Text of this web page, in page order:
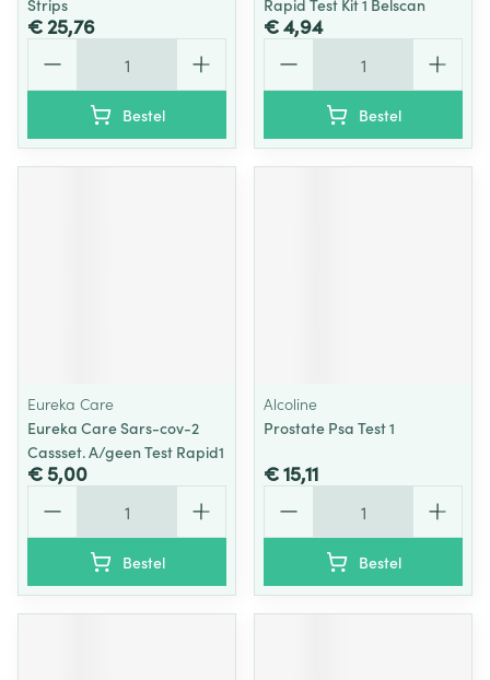
Strips
€ 25,76
Bestel
Rapid Test Kit 1 Belscan
€ 4,94
Bestel
Eureka Care
Eureka Care Sars-cov-2
Cassset. A/geen Test Rapid1
€ 5,00
Bestel
Alcoline
Prostate Psa Test 1
€ 15,11
Bestel